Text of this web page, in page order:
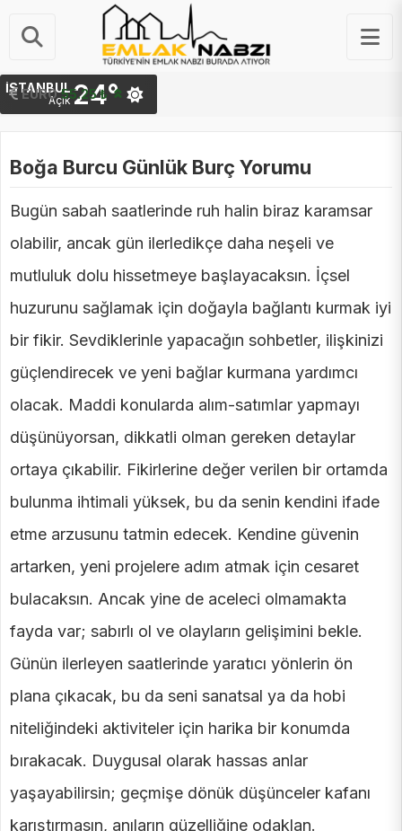
EURO 55.25 ₺
STERLIN 64.48 ₺
İSTANBUL
Açık24°
Boğa Burcu Günlük Burç Yorumu
Bugün sabah saatlerinde ruh halin biraz karamsar
olabilir, ancak gün ilerledikçe daha neşeli ve
mutluluk dolu hissetmeye başlayacaksın. İçsel
huzurunu sağlamak için doğayla bağlantı kurmak iyi
bir fikir. Sevdiklerinle yapacağın sohbetler, ilişkinizi
güçlendirecek ve yeni bağlar kurmana yardımcı
olacak. Maddi konularda alım-satımlar yapmayı
düşünüyorsan, dikkatli olman gereken detaylar
ortaya çıkabilir. Fikirlerine değer verilen bir ortamda
bulunma ihtimali yüksek, bu da senin kendini ifade
etme arzusunu tatmin edecek. Kendine güvenin
artarken, yeni projelere adım atmak için cesaret
bulacaksın. Ancak yine de aceleci olmamakta
fayda var; sabırlı ol ve olayların gelişimini bekle.
Günün ilerleyen saatlerinde yaratıcı yönlerin ön
plana çıkacak, bu da seni sanatsal ya da hobi
niteliğindeki aktiviteler için harika bir konumda
bırakacak. Duygusal olarak hassas anlar
yaşayabilirsin; geçmişe dönük düşünceler kafanı
karıştırmasın, anıların güzelliğine odaklan.